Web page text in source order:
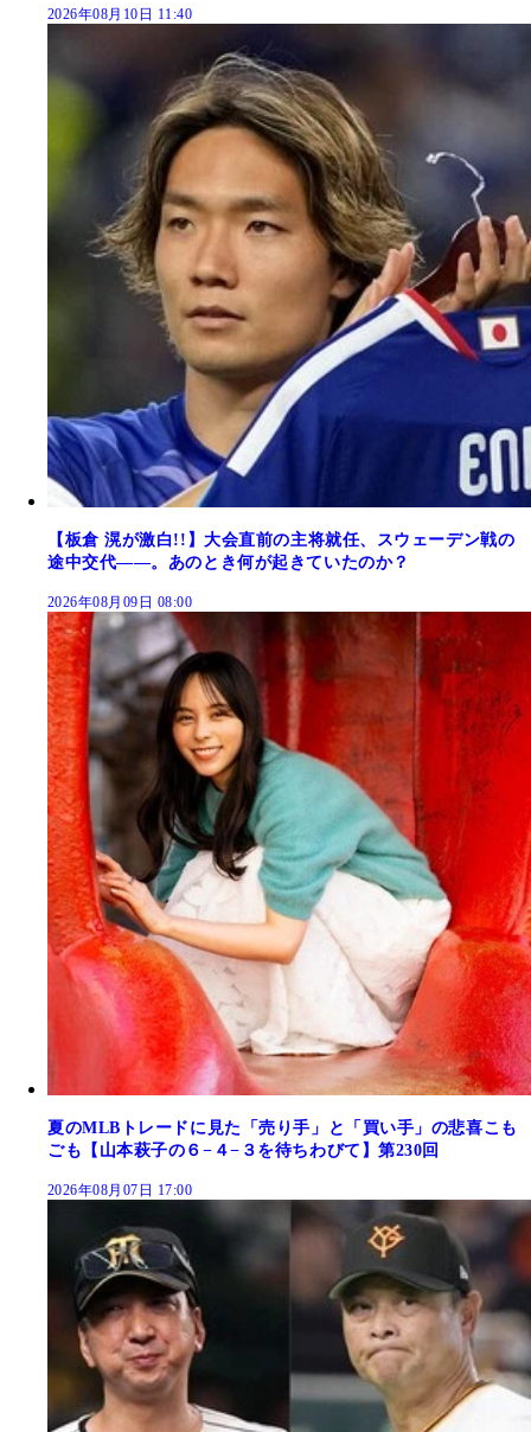
2026年08月10日 11:40
【板倉 滉が激白!!】大会直前の主将就任、スウェーデン戦の
途中交代――。あのとき何が起きていたのか？
2026年08月09日 08:00
夏のMLBトレードに見た「売り手」と「買い手」の悲喜こも
ごも【山本萩子の６−４−３を待ちわびて】第230回
2026年08月07日 17:00